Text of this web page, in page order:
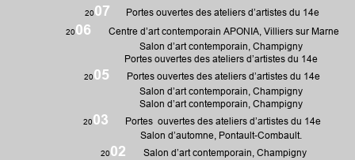
2007 Portes ouvertes des ateliers d’artistes du 14e
2006 Centre d’art contemporain APONIA, Villiers sur Marne
Salon d’art contemporain, Champigny
Portes ouvertes des ateliers d’artistes du 14e
2005
Portes ouvertes des ateliers d’artistes du 14e
Salon d’art contemporain, Champigny
Salon d’art contemporain, Champigny
2003
Portes ouvertes des ateliers d’artistes du 14e
Salon d’automne, Pontault-Combault.
2002 Salon d’art contemporain, Champigny